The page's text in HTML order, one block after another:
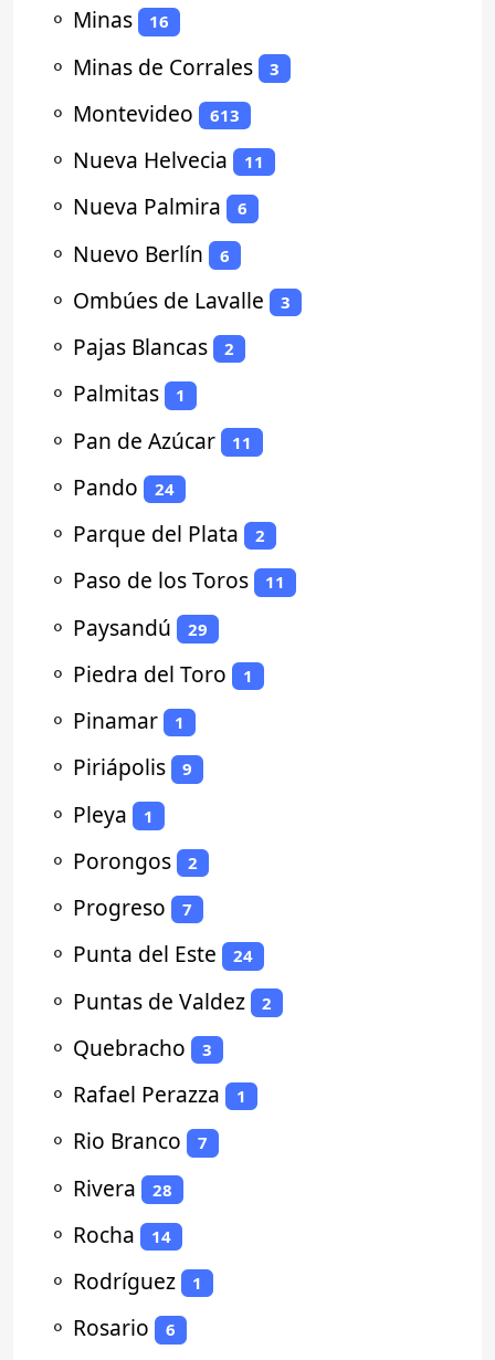
⚬ Minas 16
⚬ Minas de Corrales 3
⚬ Montevideo 613
⚬ Nueva Helvecia 11
⚬ Nueva Palmira 6
⚬ Nuevo Berlín 6
⚬ Ombúes de Lavalle 3
⚬ Pajas Blancas 2
⚬ Palmitas 1
⚬ Pan de Azúcar 11
⚬ Pando 24
⚬ Parque del Plata 2
⚬ Paso de los Toros 11
⚬ Paysandú 29
⚬ Piedra del Toro 1
⚬ Pinamar 1
⚬ Piriápolis 9
⚬ Pleya 1
⚬ Porongos 2
⚬ Progreso 7
⚬ Punta del Este 24
⚬ Puntas de Valdez 2
⚬ Quebracho 3
⚬ Rafael Perazza 1
⚬ Rio Branco 7
⚬ Rivera 28
⚬ Rocha 14
⚬ Rodríguez 1
⚬ Rosario 6